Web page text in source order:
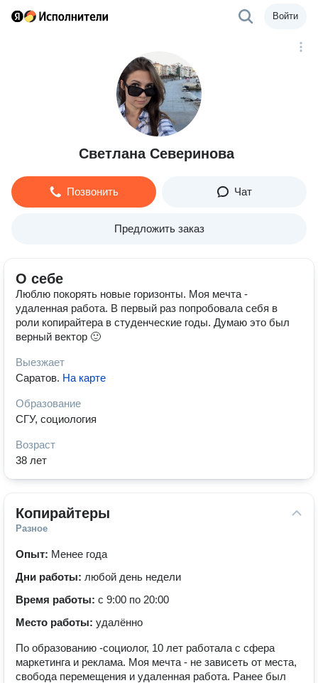
Войти
Светлана Северинова
Позвонить Чат
Предложить заказ
О себе
Люблю покорять новые горизонты. Моя мечта -
удаленная работа. В первый раз попробовала себя в
роли копирайтера в студенческие годы. Думаю это был
верный вектор 🙂
Выезжает
Саратов. На карте
Образование
СГУ, социология
Возраст
38 лет
Копирайтеры
Разное
Опыт: Менее года
Дни работы: любой день недели
Время работы: с 9:00 по 20:00
Место работы: удалённо
По образованию -социолог, 10 лет работала с сфера
маркетинга и реклама. Моя мечта - не зависеть от места,
свобода перемещения и удаленная работа. Ранее был